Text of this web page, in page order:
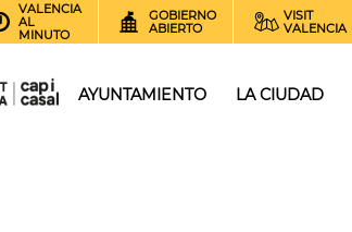
VALENCIA
AL
MINUTO
GOBIERNO
ABIERTO
VISIT
VALENCIA
AYUNTAMIENTO LA CIUDAD